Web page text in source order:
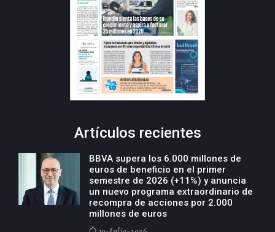
Artículos recientes
BBVA supera los 6.000 millones de
euros de beneficio en el primer
semestre de 2026 (+11%) y anuncia
un nuevo programa extraordinario de
recompra de acciones por 2.000
millones de euros